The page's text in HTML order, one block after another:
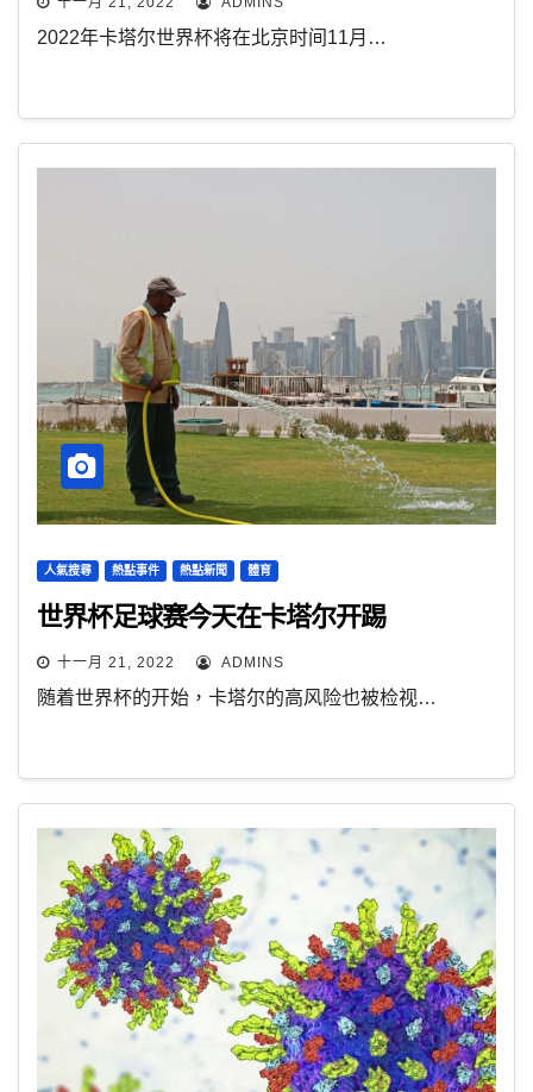
2022年卡塔尔世界杯将在北京时间11月…
人氣搜尋 熱點事件 熱點新聞 體育
世界杯足球赛今天在卡塔尔开踢
十一月 21, 2022 ADMINS
随着世界杯的开始，卡塔尔的高风险也被检视…